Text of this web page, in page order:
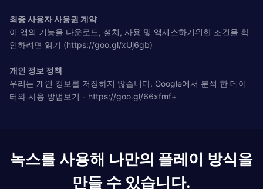
최종 사용자 사용권 계약
이 앱의 기능을 다운로드, 설치, 사용 및 액세스하기위한 조건을 확
인하려면 읽기 (https://goo.gl/xUj6gb)
개인 정보 정책
우리는 개인 정보를 저장하지 않습니다. Google에서 분석 한 데이
터와 사용 방법보기 - https://goo.gl/66xfmf+
녹스를 사용해 나만의 플레이 방식을
만들 수 있습니다.